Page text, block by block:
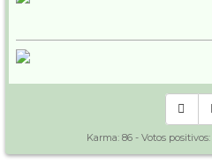
Karma: 86 - Votos positivos: